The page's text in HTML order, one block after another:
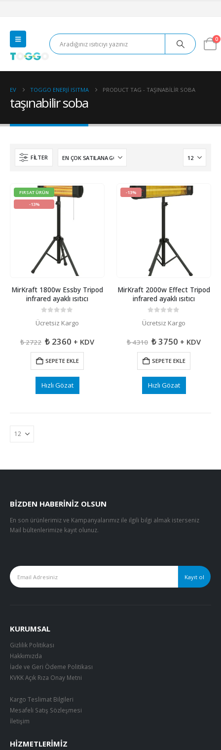
0
EV TOGGO ENERJI ISITMA PRODUCT TAG - TAŞINABILIR SOBA
taşınabilir soba
FILTER
FIRSAT ÜRÜN
-13%
MirKraft 1800w Essby Tripod
infrared ayaklı ısıtıcı
Ücretsiz Kargo
₺2722 Orijinal
₺ 2722.
₺2360Şu
fiyat:
₺ 2360.
+ KDV
SEPETE EKLE
Hızlı Gözat
-13%
MirKraft 2000w Effect Tripod
infrared ayaklı ısıtıcı
Ücretsiz Kargo
₺4310 Orijinal
₺ 4310.
₺3750Şu
fiyat:
₺ 3750.
+ KDV
SEPETE EKLE
Hızlı Gözat
BIZDEN HABERINIZ OLSUN
En son ürünlerimiz ve Kampanyalarımız ile ilgili bilgi almak isterseniz
Mail bültenlerimize kayıt olunuz.
KURUMSAL
Gizlilik Politikası
Hakkımızda
İade ve Geri Ödeme Politikası
KVKK Açık Rıza Onay Metni
Kargo Teslimat Bilgileri
Mesafeli Satış Sözleşmesi
İletişim
HIZMETLERIMIZ